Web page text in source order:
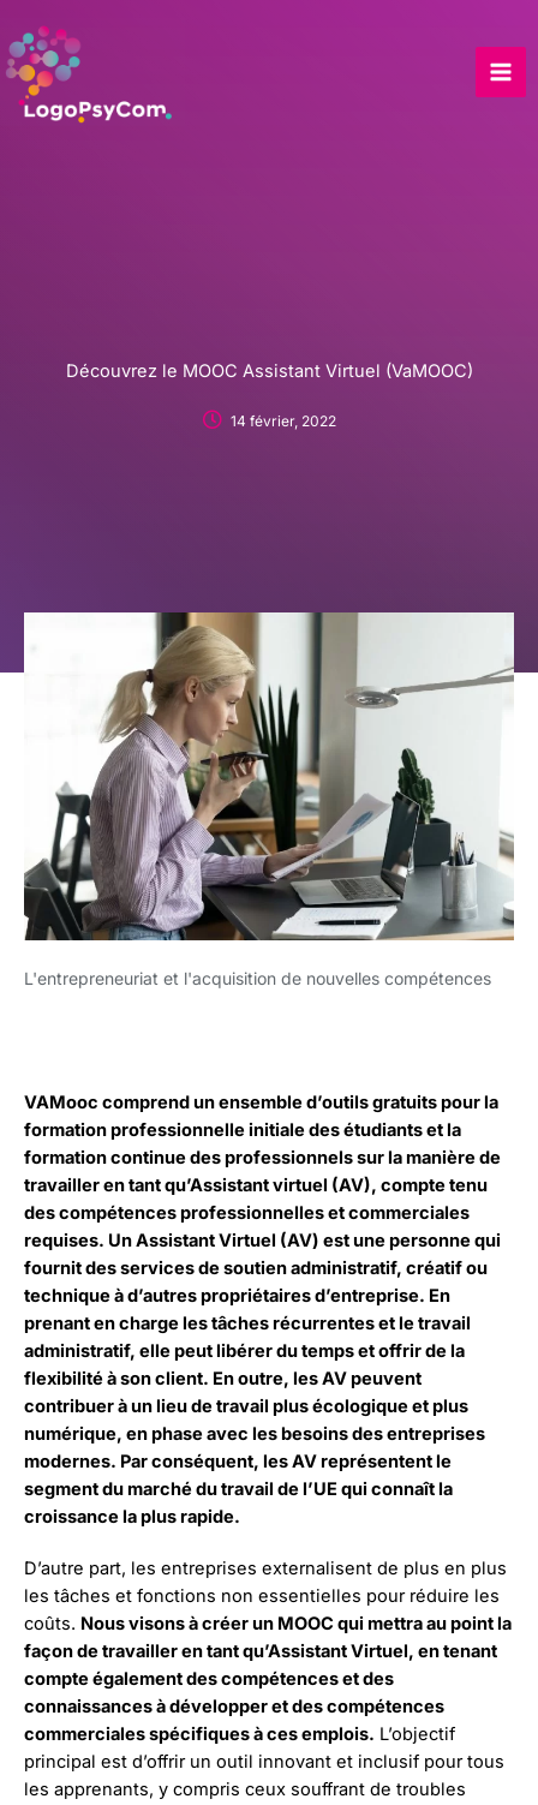
to
content
Découvrez le MOOC Assistant Virtuel (VaMOOC)
14 février, 2022
L'entrepreneuriat et l'acquisition de nouvelles compétences
VAMooc comprend un ensemble d’outils gratuits pour la
formation professionnelle initiale des étudiants et la
formation continue des professionnels sur la manière de
travailler en tant qu’Assistant virtuel (AV), compte tenu
des compétences professionnelles et commerciales
requises. Un Assistant Virtuel (AV) est une personne qui
fournit des services de soutien administratif, créatif ou
technique à d’autres propriétaires d’entreprise. En
prenant en charge les tâches récurrentes et le travail
administratif, elle peut libérer du temps et offrir de la
flexibilité à son client. En outre, les AV peuvent
contribuer à un lieu de travail plus écologique et plus
numérique, en phase avec les besoins des entreprises
modernes. Par conséquent, les AV représentent le
segment du marché du travail de l’UE qui connaît la
croissance la plus rapide.
D’autre part, les entreprises externalisent de plus en plus
les tâches et fonctions non essentielles pour réduire les
coûts. Nous visons à créer un MOOC qui mettra au point la
façon de travailler en tant qu’Assistant Virtuel, en tenant
compte également des compétences et des
connaissances à développer et des compétences
commerciales spécifiques à ces emplois. L’objectif
principal est d’offrir un outil innovant et inclusif pour tous
les apprenants, y compris ceux souffrant de troubles